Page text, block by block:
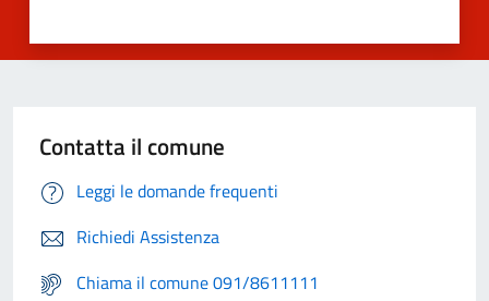
Contatta il comune
Leggi le domande frequenti
Richiedi Assistenza
Chiama il comune 091/8611111